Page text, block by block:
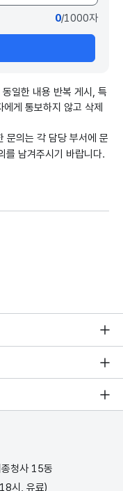
0/1000자
일한 내용 반복 게시, 특
게 통보하지 않고 삭제
문의는 각 담당 부서에 문
를 남겨주시기 바랍니다.
청사 15동
시, 유료)